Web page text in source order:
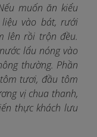
muốn ăn kiểu
liệu vào bát, rưới
lên rồi trộn đều.
lẩu nóng vào
thường. Phần
tươi, đầu tôm
vị chua thanh,
thực khách lưu